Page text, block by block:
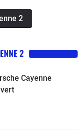
2
2
Cayenne